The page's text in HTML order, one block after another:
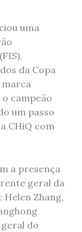
uma
da Copa
marca
campeão
um passo
CHiQ com
a presença
geral da
Helen Zhang,
do